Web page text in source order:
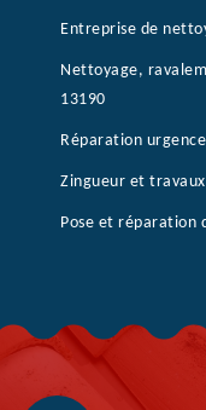
Entreprise de
Nettoyage,
13190
Réparation
Zingueur et
Pose et réparation